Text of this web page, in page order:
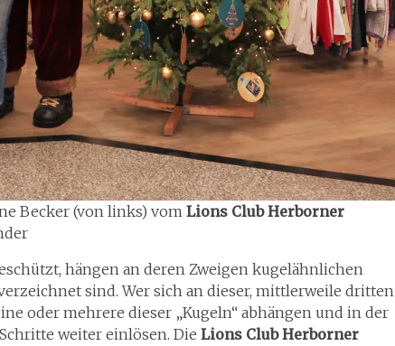
Becker (von links) vom Lions Club Herborner
hängen an deren Zweigen kugelähnlichen
sind. Wer sich an dieser, mittlerweile dritten
oder mehrere dieser „Kugeln“ abhängen und in der
weiter einlösen. Die Lions Club Herborner